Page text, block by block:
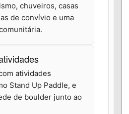
chuveiros, casas
de convívio e uma
atividades
Stand Up Paddle, e
de boulder junto ao